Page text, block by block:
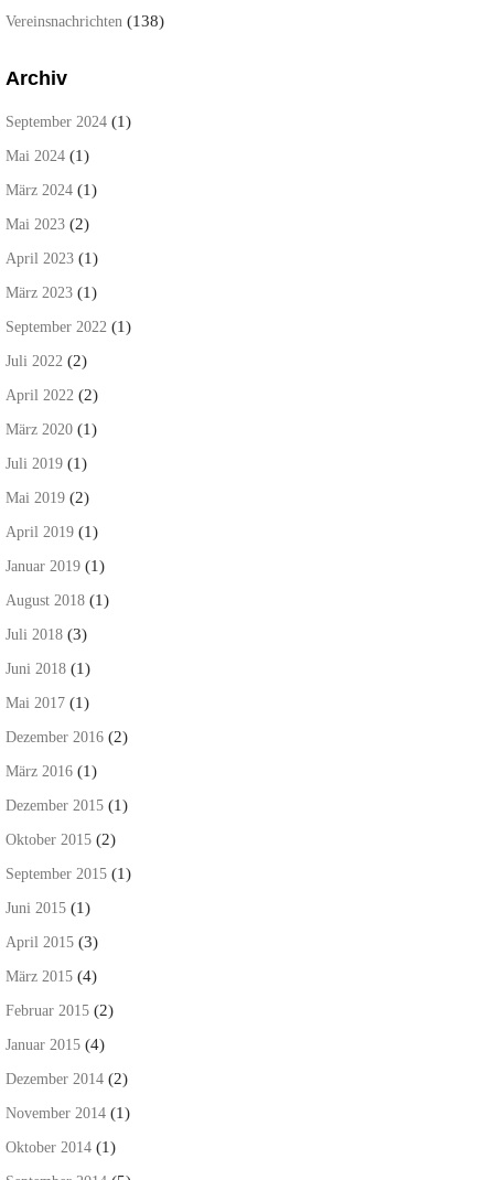
Vereinsnachrichten (138)
Archiv
September 2024 (1)
Mai 2024 (1)
März 2024 (1)
Mai 2023 (2)
April 2023 (1)
März 2023 (1)
September 2022 (1)
Juli 2022 (2)
April 2022 (2)
März 2020 (1)
Juli 2019 (1)
Mai 2019 (2)
April 2019 (1)
Januar 2019 (1)
August 2018 (1)
Juli 2018 (3)
Juni 2018 (1)
Mai 2017 (1)
Dezember 2016 (2)
März 2016 (1)
Dezember 2015 (1)
Oktober 2015 (2)
September 2015 (1)
Juni 2015 (1)
April 2015 (3)
März 2015 (4)
Februar 2015 (2)
Januar 2015 (4)
Dezember 2014 (2)
November 2014 (1)
Oktober 2014 (1)